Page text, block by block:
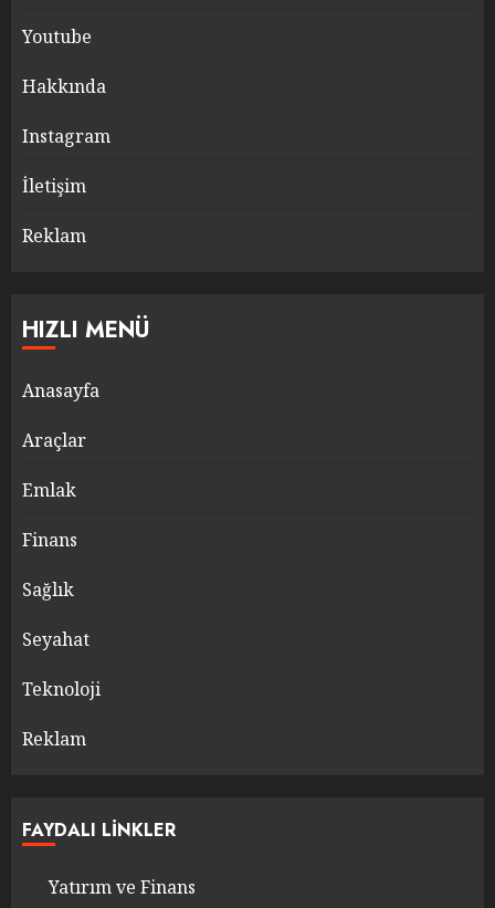
Youtube
Hakkında
Instagram
İletişim
Reklam
HIZLI MENÜ
Anasayfa
Araçlar
Emlak
Finans
Sağlık
Seyahat
Teknoloji
Reklam
FAYDALI LINKLER
Yatırım ve Finans